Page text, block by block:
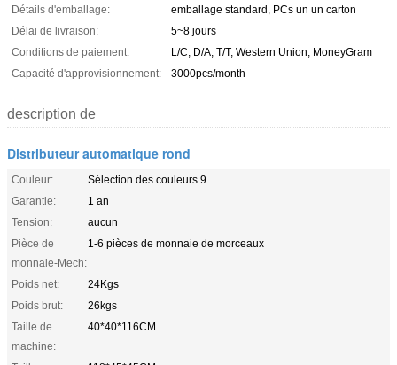
Détails d'emballage:
emballage standard, PCs un un carton
Délai de livraison:
5~8 jours
Conditions de paiement:
L/C, D/A, T/T, Western Union, MoneyGram
Capacité d'approvisionnement:
3000pcs/month
description de
Distributeur automatique rond
Couleur:
Sélection des couleurs 9
Garantie:
1 an
Tension:
aucun
Pièce de
monnaie-Mech:
1-6 pièces de monnaie de morceaux
Poids net:
24Kgs
Poids brut:
26kgs
Taille de
machine:
40*40*116CM